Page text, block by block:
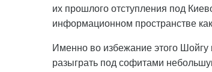
их прошлого отступления под
информационном пространстве
Именно во избежание этого
разыграть под софитами